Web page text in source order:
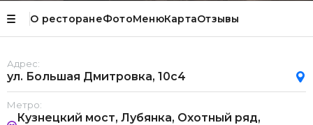
О ресторанеФотоМенюКартаОтзывы
Адрес:
ул. Большая Дмитровка, 10с4
Метро:
Кузнецкий мост, Лубянка, Охотный ряд,